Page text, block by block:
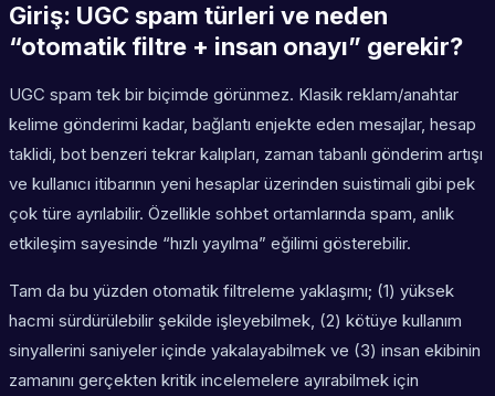
Giriş: UGC spam türleri ve neden
“otomatik filtre + insan onayı” gerekir?
UGC spam tek bir biçimde görünmez. Klasik reklam/anahtar
kelime gönderimi kadar, bağlantı enjekte eden mesajlar, hesap
taklidi, bot benzeri tekrar kalıpları, zaman tabanlı gönderim artışı
ve kullanıcı itibarının yeni hesaplar üzerinden suistimali gibi pek
çok türe ayrılabilir. Özellikle sohbet ortamlarında spam, anlık
etkileşim sayesinde “hızlı yayılma” eğilimi gösterebilir.
Tam da bu yüzden otomatik filtreleme yaklaşımı; (1) yüksek
hacmi sürdürülebilir şekilde işleyebilmek, (2) kötüye kullanım
sinyallerini saniyeler içinde yakalayabilmek ve (3) insan ekibinin
zamanını gerçekten kritik incelemelere ayırabilmek için